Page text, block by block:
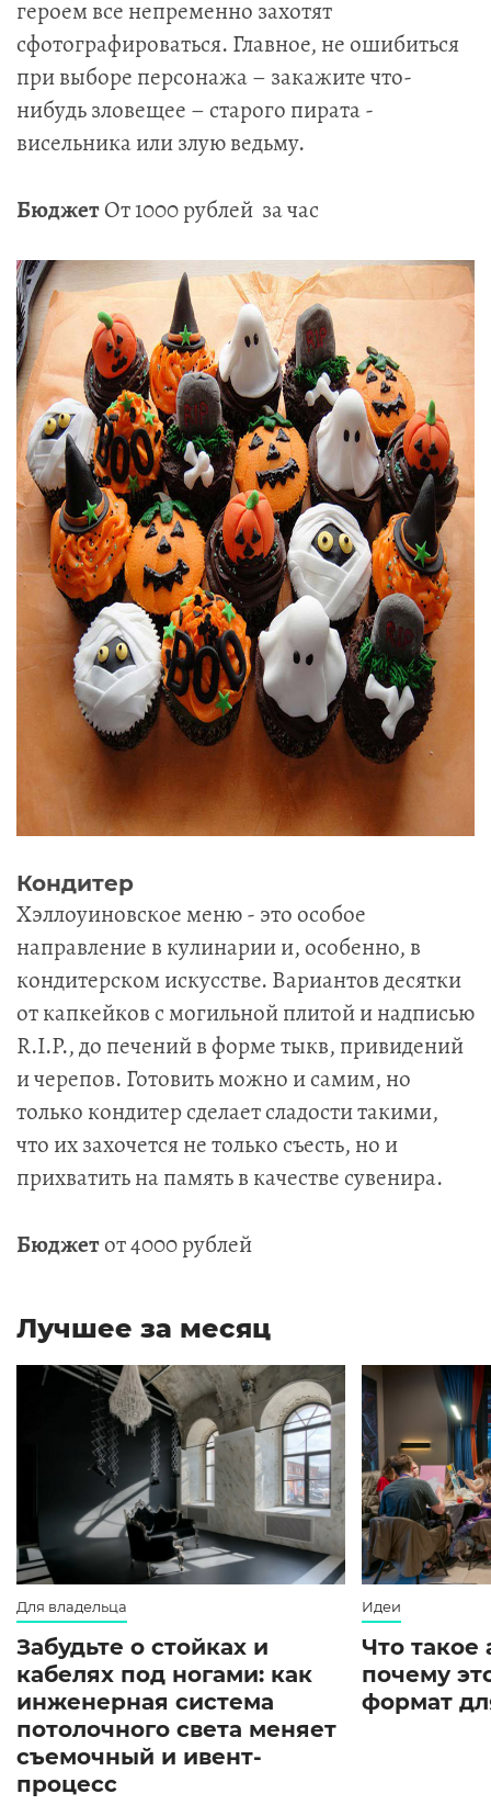
героем все непременно захотят
сфотографироваться. Главное, не ошибиться
при выборе персонажа – закажите что-
нибудь зловещее – старого пирата -
висельника или злую ведьму.
БюджетОт 1000 рублей за час
Кондитер
Хэллоуиновское меню - это особое
направление в кулинарии и, особенно, в
кондитерском искусстве. Вариантов десятки
от капкейков с могильной плитой и надписью
R.I.P., до печений в форме тыкв, привидений
и черепов. Готовить можно и самим, но
только кондитер сделает сладости такими,
что их захочется не только съесть, но и
прихватить на память в качестве сувенира.
Бюджетот 4000 рублей
Лучшее за месяц
Для владельца
Забудьте о стойках и
кабелях под ногами: как
инженерная система
потолочного света меняет
съемочный и ивент-
процесс
Идеи
Что такое
почему
формат